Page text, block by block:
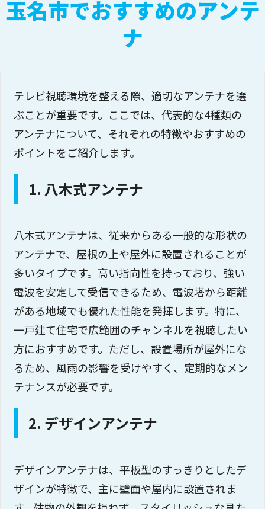
玉名市でおすすめのアンテ
ナ
テレビ視聴環境を整える際、適切なアンテナを選
ぶことが重要です。ここでは、代表的な4種類の
アンテナについて、それぞれの特徴やおすすめの
ポイントをご紹介します。
1. 八木式アンテナ
八木式アンテナは、従来からある一般的な形状の
アンテナで、屋根の上や屋外に設置されることが
多いタイプです。高い指向性を持っており、強い
電波を安定して受信できるため、電波塔から距離
がある地域でも優れた性能を発揮します。特に、
一戸建て住宅で広範囲のチャンネルを視聴したい
方におすすめです。ただし、設置場所が屋外にな
るため、風雨の影響を受けやすく、定期的なメン
テナンスが必要です。
2. デザインアンテナ
デザインアンテナは、平板型のすっきりとしたデ
ザインが特徴で、主に壁面や屋内に設置されま